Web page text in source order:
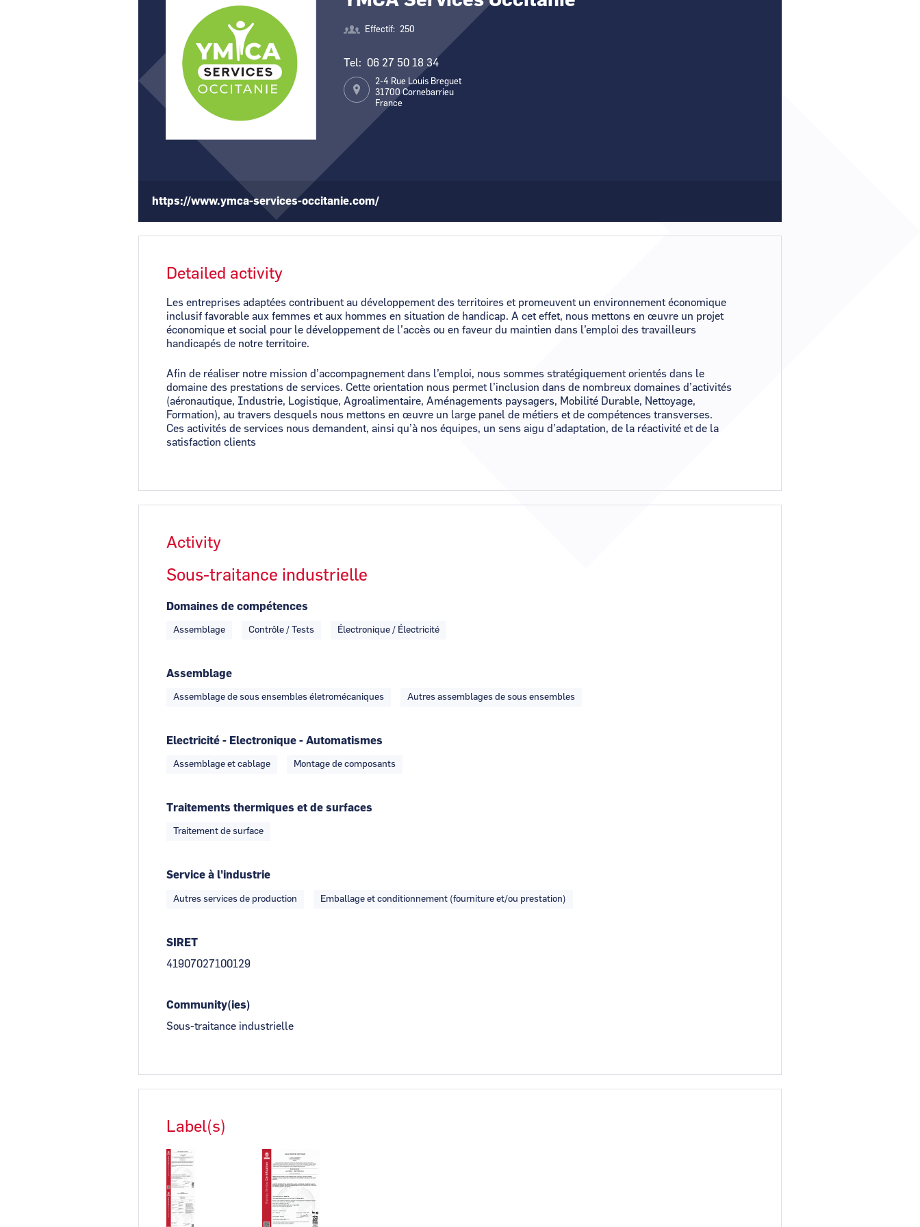
Effectif 250
Tel 06 27 50 18 34
2-4 Rue Louis Breguet
31700 Cornebarrieu
France
https://www.ymca-services-occitanie.com/
Detailed activity
Les entreprises adaptées contribuent au développement des territoires et promeuvent un environnement économique
inclusif favorable aux femmes et aux hommes en situation de handicap. A cet effet, nous mettons en œuvre un projet
économique et social pour le développement de l’accès ou en faveur du maintien dans l’emploi des travailleurs
handicapés de notre territoire.
Afin de réaliser notre mission d’accompagnement dans l’emploi, nous sommes stratégiquement orientés dans le
domaine des prestations de services. Cette orientation nous permet l’inclusion dans de nombreux domaines d’activités
(aéronautique, Industrie, Logistique, Agroalimentaire, Aménagements paysagers, Mobilité Durable, Nettoyage,
Formation), au travers desquels nous mettons en œuvre un large panel de métiers et de compétences transverses.
Ces activités de services nous demandent, ainsi qu’à nos équipes, un sens aigu d’adaptation, de la réactivité et de la
satisfaction clients
Activity
Sous-traitance industrielle
Domaines de compétences
Assemblage Contrôle / Tests Électronique / Électricité
Assemblage
Assemblage de sous ensembles életromécaniques Autres assemblages de sous ensembles
Electricité - Electronique - Automatismes
Assemblage et cablage Montage de composants
Traitements thermiques et de surfaces
Traitement de surface
Service à l'industrie
Autres services de production Emballage et conditionnement (fourniture et/ou prestation)
SIRET
41907027100129
Community(ies)
Sous-traitance industrielle
Label(s)